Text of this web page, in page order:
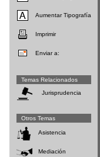
Aumentar Tipografía
Imprimir
Enviar a:
Temas Relacionados
Jurisprudencia
Otros Temas
Asistencia
Mediación